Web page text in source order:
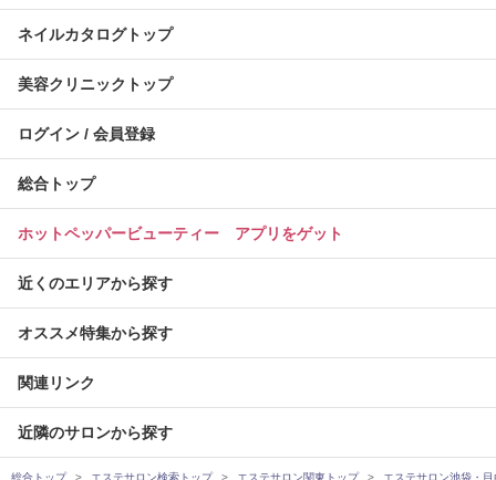
ネイルカタログトップ
美容クリニックトップ
ログイン / 会員登録
総合トップ
ホットペッパービューティー アプリをゲット
近くのエリアから探す
オススメ特集から探す
関連リンク
近隣のサロンから探す
総合トップ エステサロン検索トップ エステサロン関東トップ エステサロン池袋・